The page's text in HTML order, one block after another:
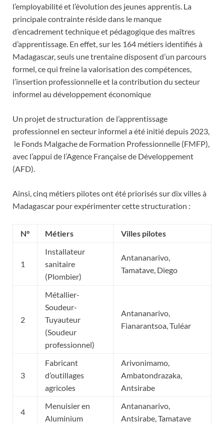
l’employabilité et l’évolution des jeunes apprentis. La
principale contrainte réside dans le manque
d’encadrement technique et pédagogique des maîtres
d’apprentissage. En effet, sur les 164 métiers identifiés à
Madagascar, seuls une trentaine disposent d’un parcours
formel, ce qui freine la valorisation des compétences,
l’insertion professionnelle et la contribution du secteur
informel au développement économique
Un projet de structuration de l’apprentissage
professionnel en secteur informel a été initié depuis 2023,
le Fonds Malgache de Formation Professionnelle (FMFP),
avec l’appui de l’Agence Française de Développement
(AFD).
Ainsi, cinq métiers pilotes ont été priorisés sur dix villes à
Madagascar pour expérimenter cette structuration :
N° Métiers Villes pilotes
1
Installateur
sanitaire
(Plombier)
Antananarivo,
Tamatave, Diego
2
Métallier-
Soudeur-
Tuyauteur
(Soudeur
professionnel)
Antananarivo,
Fianarantsoa, Tuléar
3
Fabricant
d’outillages
agricoles
Arivonimamo,
Ambatondrazaka,
Antsirabe
4
Menuisier en
Aluminium
Antananarivo,
Antsirabe, Tamatave